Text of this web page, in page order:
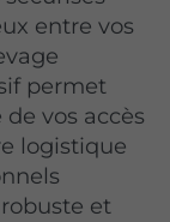
entre vos
permet
vos accès
logistique
et